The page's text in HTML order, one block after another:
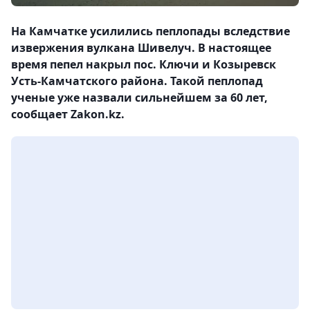
На Камчатке усилились пеплопады вследствие
извержения вулкана Шивелуч. В настоящее
время пепел накрыл пос. Ключи и Козыревск
Усть-Камчатского района. Такой пеплопад
ученые уже назвали сильнейшем за 60 лет,
сообщает Zakon.kz.